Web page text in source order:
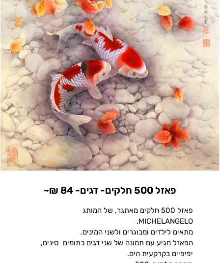
פאזל 500 חלקים- דגים- 84 ₪~
פאזל 500 חלקים מאתגר, של המותג
MICHELANGELO.
מתאים לילדים ומבוגרים ולשני המינים.
הפאזל מגיע עם תמונה של שני דגים כתומים סינים,
יפיפיים בקרקעית הים.